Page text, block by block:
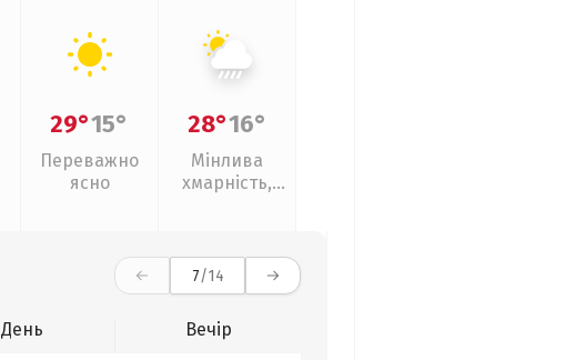
29°15°
Переважно
ясно
28°16°
Мінлива
хмарність,
7/14
День
Вечір